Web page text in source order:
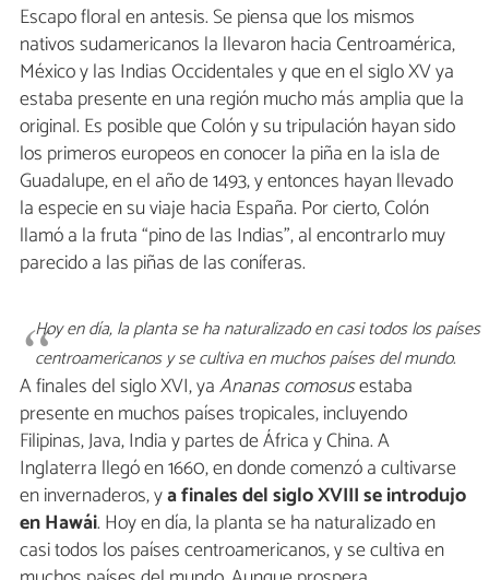
Escapo floral en antesis. Se piensa que los mismos
nativos sudamericanos la llevaron hacia Centroamérica,
México y las Indias Occidentales y que en el siglo XV ya
estaba presente en una región mucho más amplia que la
original. Es posible que Colón y su tripulación hayan sido
los primeros europeos en conocer la piña en la isla de
Guadalupe, en el año de 1493, y entonces hayan llevado
la especie en su viaje hacia España. Por cierto, Colón
llamó a la fruta “pino de las Indias”, al encontrarlo muy
parecido a las piñas de las coníferas.
Hoy en día, la planta se ha naturalizado en casi todos los países
centroamericanos y se cultiva en muchos países del mundo.
A finales del siglo XVI, yaAnanas comosusestaba
presente en muchos países tropicales, incluyendo
Filipinas, Java, India y partes de África y China. A
Inglaterra llegó en 1660, en donde comenzó a cultivarse
en invernaderos, ya finales del siglo XVIII se introdujo
en Hawái. Hoy en día, la planta se ha naturalizado en
casi todos los países centroamericanos, y se cultiva en